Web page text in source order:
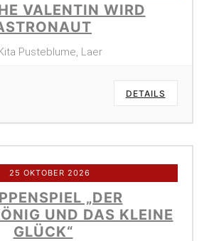
VALENTIN WIRD
Pusteblume, Laer
DETAILS
25 OKTOBER 2026
„DER
UND DAS KLEINE
GLÜCK“